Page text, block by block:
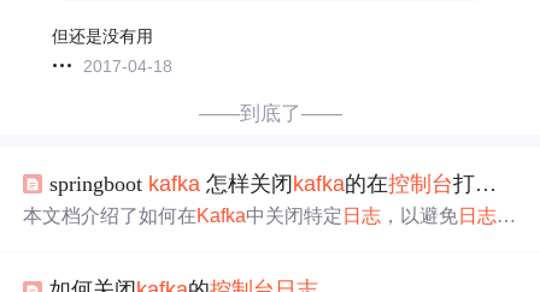
但还是没有用
2017-04-18
——到底了——
springboot kafka 怎样关闭kafka的在控制台打印的
本文档介绍了如何在Kafka中关闭特定 日志 ，以避免日志信